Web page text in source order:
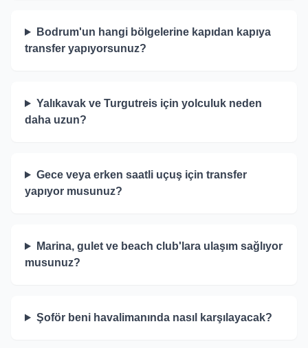
Bodrum'un hangi bölgelerine kapıdan kapıya
transfer yapıyorsunuz?
Yalıkavak ve Turgutreis için yolculuk neden
daha uzun?
Gece veya erken saatli uçuş için transfer
yapıyor musunuz?
Marina, gulet ve beach club'lara ulaşım sağlıyor
musunuz?
Şoför beni havalimanında nasıl karşılayacak?